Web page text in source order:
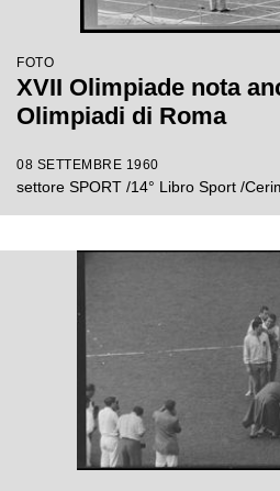
FOTO
XVII Olimpiade nota
Olimpiadi di Roma
08 SETTEMBRE 1960
settore SPORT /14° Libro Sport /